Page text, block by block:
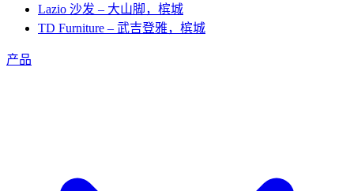
Lazio 沙发 – 大山脚，槟城
TD Furniture – 武吉登雅，槟城
产品